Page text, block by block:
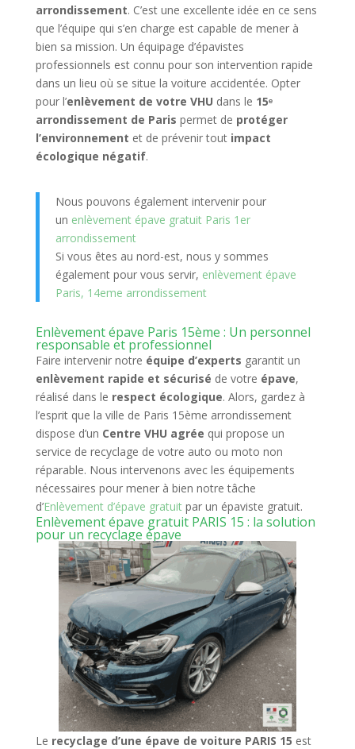
arrondissement. C’est une excellente idée en ce sens
que l’équipe qui s’en charge est capable de mener à
bien sa mission. Un équipage d’épavistes
professionnels est connu pour son intervention rapide
dans un lieu où se situe la voiture accidentée. Opter
pour l’enlèvement de votre VHU dans le 15ᵉ
arrondissement de Paris permet de protéger
l’environnement et de prévenir tout impact
écologique négatif.
Nous pouvons également intervenir pour
un enlèvement épave gratuit Paris 1er
arrondissement
Si vous êtes au nord-est, nous y sommes
également pour vous servir, enlèvement épave
Paris, 14eme arrondissement
Enlèvement épave Paris 15ème : Un personnel
responsable et professionnel
Faire intervenir notre équipe d’experts garantit un
enlèvement rapide et sécurisé de votre épave,
réalisé dans le respect écologique. Alors, gardez à
l’esprit que la ville de Paris 15ème arrondissement
dispose d’un Centre VHU agrée qui propose un
service de recyclage de votre auto ou moto non
réparable. Nous intervenons avec les équipements
nécessaires pour mener à bien notre tâche
d’Enlèvement d’épave gratuitpar un épaviste gratuit.
Enlèvement épave gratuit PARIS 15 : la solution
pour un recyclage épave
Le recyclage d’une épave de voiture PARIS 15 est